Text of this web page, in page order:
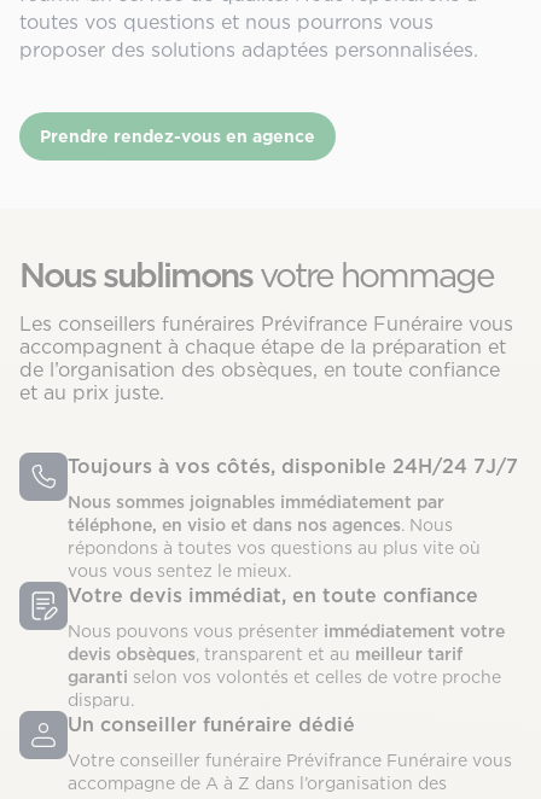
toutes vos questions et nous pourrons vous
proposer des solutions adaptées personnalisées.
Prendre rendez-vous en agence
Nous sublimonsvotre hommage
Les conseillers funéraires Prévifrance Funéraire vous
accompagnent à chaque étape de la préparation et
de l’organisation des obsèques, en toute confiance
et au prix juste.
Toujours à vos côtés, disponible 24H/24 7J/7
Nous sommes joignables immédiatement par
téléphone, en visio et dans nos agences. Nous
répondons à toutes vos questions au plus vite où
vous vous sentez le mieux.
Votre devis immédiat, en toute confiance
Nous pouvons vous présenter immédiatement votre
devis obsèques , transparent et au meilleur tarif
garanti selon vos volontés et celles de votre proche
disparu.
Un conseiller funéraire dédié
Votre conseiller funéraire Prévifrance Funéraire vous
accompagne de A à Z dans l’organisation des